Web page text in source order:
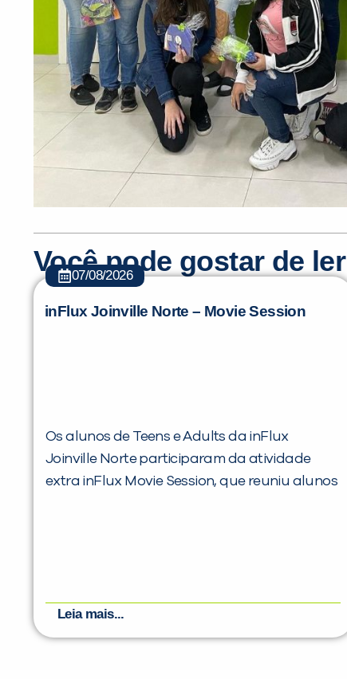
Você pode gostar de
07/08/2026
inFlux Joinville Norte – Movie Session
Os alunos de Teens e Adults da inFlux
Joinville Norte participaram da atividade
extra inFlux Movie Session, que reuniu alunos
Leia mais...